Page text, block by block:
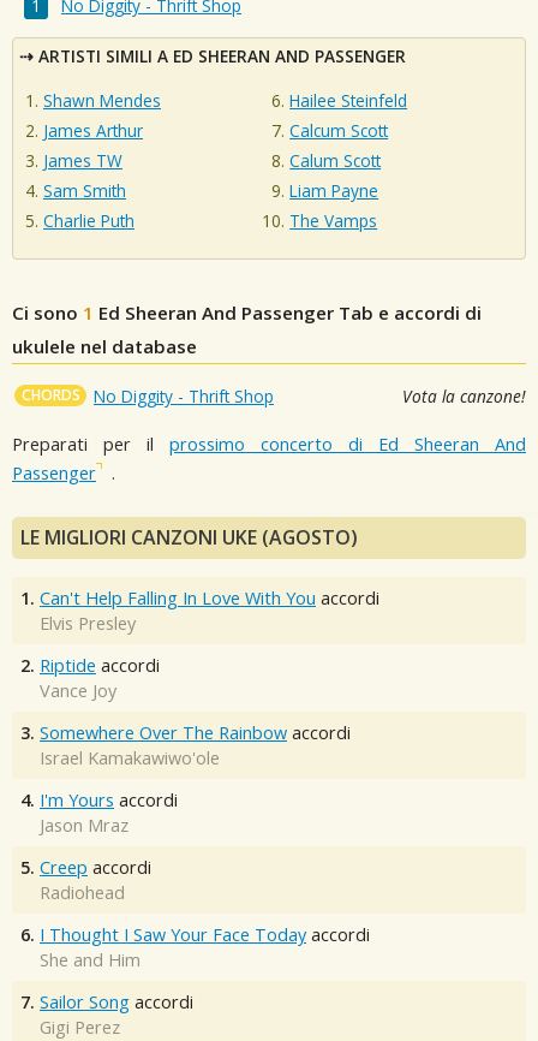
No Diggity - Thrift Shop
ARTISTI SIMILI A ED SHEERAN AND PASSENGER
Shawn Mendes
James Arthur
James TW
Sam Smith
Charlie Puth
Hailee Steinfeld
Calcum Scott
Calum Scott
Liam Payne
The Vamps
Ci sono 1 Ed Sheeran And Passenger Tab e accordi di
ukulele nel database
CHORDS No Diggity - Thrift Shop Vota la canzone!
Preparati per il prossimo concerto di Ed Sheeran And
Passenger
.
LE MIGLIORI CANZONI UKE (AGOSTO)
1. Can't Help Falling In Love With You accordi
Elvis Presley
2. Riptide accordi
Vance Joy
3. Somewhere Over The Rainbow accordi
Israel Kamakawiwo'ole
4. I'm Yours accordi
Jason Mraz
5. Creep accordi
Radiohead
6. I Thought I Saw Your Face Today accordi
She and Him
7. Sailor Song accordi
Gigi Perez